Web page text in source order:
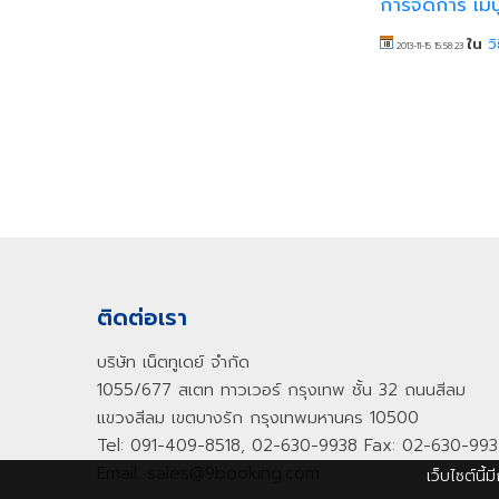
2013-11-15 15:58:23 ใน
ติดต่อเรา
บริษัท เน็ตทูเดย์ จำกัด
1055/677 สเตท ทาวเวอร์ กรุงเทพ ชั้น 32 ถนนสีลม
แขวงสีลม เขตบางรัก กรุงเทพมหานคร 10500
Tel: 091-409-8518, 02-630-9938 Fax: 02-630-
เว็บไซต์นี้